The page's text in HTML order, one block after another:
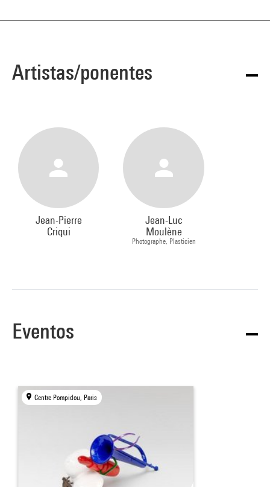
Artistas/ponentes
Jean-Pierre
Criqui
Jean-Luc
Moulène
Photographe, Plasticien
Eventos
Centre Pompidou, Paris